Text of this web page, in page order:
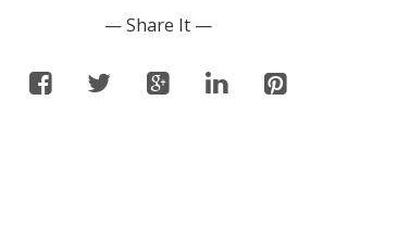
— Share It —